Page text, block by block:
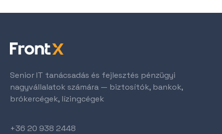
Senior IT tanácsadás és fejlesztés pénzügyi
nagyvállalatok számára — biztosítók, bankok,
brókercégek, lízingcégek
+36 20 938 2448